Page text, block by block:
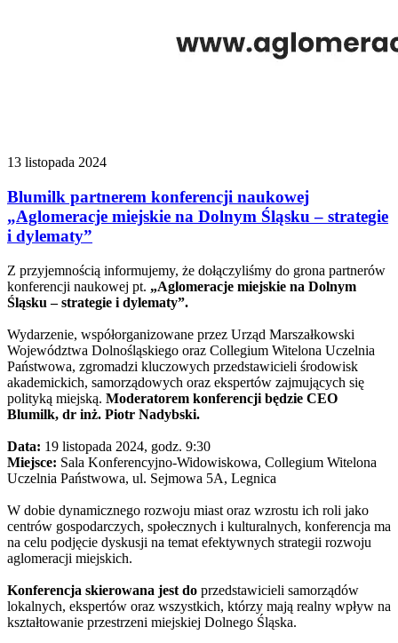
13 listopada 2024
Blumilk partnerem konferencji naukowej
„Aglomeracje miejskie na Dolnym Śląsku – strategie
i dylematy”
Z przyjemnością informujemy, że dołączyliśmy do grona partnerów
konferencji naukowej pt. „Aglomeracje miejskie na Dolnym
Śląsku – strategie i dylematy”.
Wydarzenie, współorganizowane przez Urząd Marszałkowski
Województwa Dolnośląskiego oraz Collegium Witelona Uczelnia
Państwowa, zgromadzi kluczowych przedstawicieli środowisk
akademickich, samorządowych oraz ekspertów zajmujących się
polityką miejską. Moderatorem konferencji będzie CEO
Blumilk, dr inż. Piotr Nadybski.
Data: 19 listopada 2024, godz. 9:30
Miejsce: Sala Konferencyjno-Widowiskowa, Collegium Witelona
Uczelnia Państwowa, ul. Sejmowa 5A, Legnica
W dobie dynamicznego rozwoju miast oraz wzrostu ich roli jako
centrów gospodarczych, społecznych i kulturalnych, konferencja ma
na celu podjęcie dyskusji na temat efektywnych strategii rozwoju
aglomeracji miejskich.
Konferencja skierowana jest do przedstawicieli samorządów
lokalnych, ekspertów oraz wszystkich, którzy mają realny wpływ na
kształtowanie przestrzeni miejskiej Dolnego Śląska.